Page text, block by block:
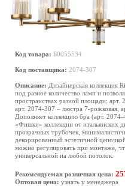
Код товара: Б0055534
Код поставщика: 2074-307
Описание: Дизайнерская коллекция
под разное количество ламп и
пространствах разной площади: арт.
арт. 2074-307 – люстра 7-рожковая,
Дополняет коллекцию бра (арт.
«Фишки» коллекции от итальянских
прозрачных трубочек,
декорированный эстетичной
можно регулировать при монтаже,
универсальной на любой потолок.
Рекомендуемая розничная цена:
Оптовая цена: узнать у менеджера